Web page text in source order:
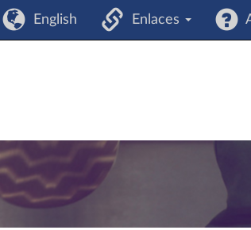
English Enlaces